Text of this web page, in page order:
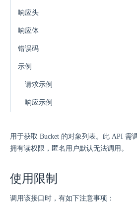
响应头
响应体
错误码
示例
请求示例
响应示例
用于获取 Bucket 的对象列表。此 API 需
拥有读权限，匿名用户默认无法调用。
使用限制
调用该接口时，有如下注意事项：